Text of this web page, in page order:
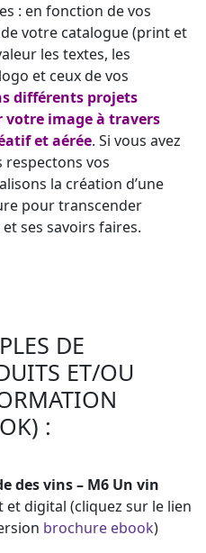
: en fonction de vos
votre catalogue (print et
les textes, les
et ceux de vos
différents projets
image à travers
et aérée. Si vous avez
vos
la création d’une
pour transcender
ses savoirs faires.
DE
ET/OU
:
des vins – M6 Un vin
digital (cliquez sur le lien
brochure ebook)